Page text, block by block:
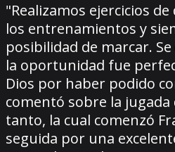
"Realizamos ejercicios
los entrenamientos y
posibilidad de marcar.
la oportunidad fue
Dios por haber podido
comentó sobre la
tanto, la cual comenzó
seguida por una